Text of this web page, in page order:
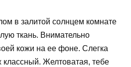
в залитой солнцем комнате
ткань. Внимательно
кожи на ее фоне. Слегка
классный. Желтоватая, тебе